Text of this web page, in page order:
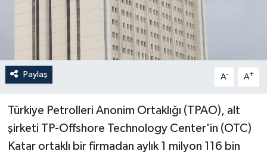
Paylaş A- A+
Türkiye Petrolleri Anonim Ortaklığı (TPAO), alt
şirketi TP-Offshore Technology Center'in (OTC)
Katar ortaklı bir firmadan aylık 1 milyon 116 bin